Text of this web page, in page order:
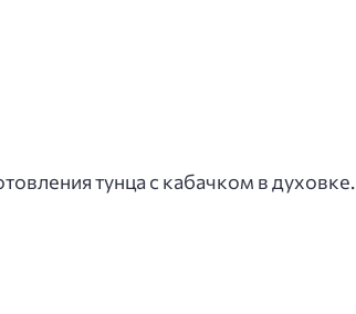
тунца с кабачком в духовке.